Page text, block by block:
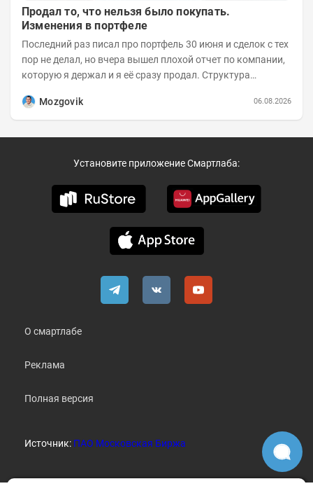
Продал то, что нельзя было покупать.
Изменения в портфеле
Последний раз писал про портфель 30 июня и сделок с тех
пор не делал, но вчера вышел плохой отчет по компании,
которую я держал и я её сразу продал. Структура
Mozgovik
06.08.2026
Установите приложение Смартлаба:
О смартлабе
Реклама
Полная версия
Источник: ПАО Московская Биржа